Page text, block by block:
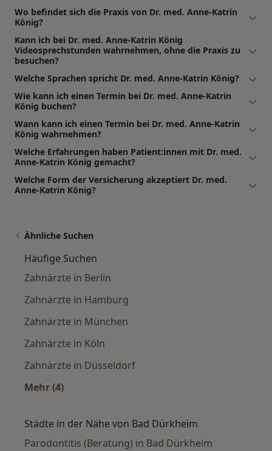
Wo befindet sich die Praxis von Dr. med. Anne-Katrin
König?
Kann ich bei Dr. med. Anne-Katrin König
Videosprechstunden wahrnehmen, ohne die Praxis zu
besuchen?
Welche Sprachen spricht Dr. med. Anne-Katrin König?
Wie kann ich einen Termin bei Dr. med. Anne-Katrin
König buchen?
Wann kann ich einen Termin bei Dr. med. Anne-Katrin
König wahrnehmen?
Welche Erfahrungen haben Patient:innen mit Dr. med.
Anne-Katrin König gemacht?
Welche Form der Versicherung akzeptiert Dr. med.
Anne-Katrin König?
Ähnliche Suchen
Häufige Suchen
Zahnärzte in Berlin
Zahnärzte in Hamburg
Zahnärzte in München
Zahnärzte in Köln
Zahnärzte in Düsseldorf
Mehr (4)
Städte in der Nähe von Bad Dürkheim
Parodontitis (Beratung) in Bad Dürkheim